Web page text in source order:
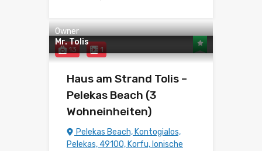
13 1
Owner
Mr. Tolis
Haus am Strand Tolis –
Pelekas Beach (3
Wohneinheiten)
Pelekas Beach, Kontogialos,
Pelekas, 49100, Korfu, Ionische